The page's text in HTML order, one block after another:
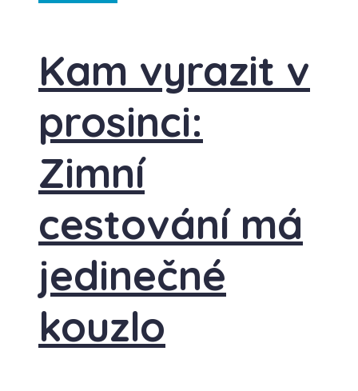
Kam vyrazit v
prosinci:
Zimní
cestování má
jedinečné
kouzlo